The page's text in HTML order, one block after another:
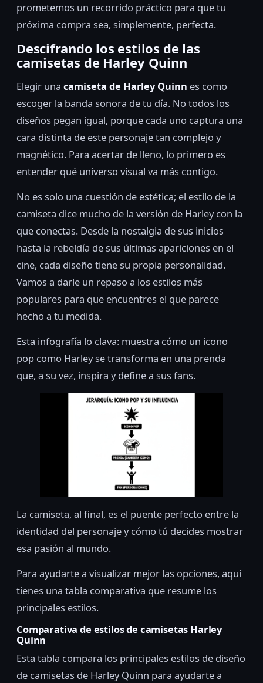
prometemos un recorrido práctico para que tu
próxima compra sea, simplemente, perfecta.
Descifrando los estilos de las
camisetas de Harley Quinn
Elegir una camiseta de Harley Quinn es como
escoger la banda sonora de tu día. No todos los
diseños pegan igual, porque cada uno captura una
cara distinta de este personaje tan complejo y
magnético. Para acertar de lleno, lo primero es
entender qué universo visual va más contigo.
No es solo una cuestión de estética; el estilo de la
camiseta dice mucho de la versión de Harley con la
que conectas. Desde la nostalgia de sus inicios
hasta la rebeldía de sus últimas apariciones en el
cine, cada diseño tiene su propia personalidad.
Vamos a darle un repaso a los estilos más
populares para que encuentres el que parece
hecho a tu medida.
Esta infografía lo clava: muestra cómo un icono
pop como Harley se transforma en una prenda
que, a su vez, inspira y define a sus fans.
La camiseta, al final, es el puente perfecto entre la
identidad del personaje y cómo tú decides mostrar
esa pasión al mundo.
Para ayudarte a visualizar mejor las opciones, aquí
tienes una tabla comparativa que resume los
principales estilos.
Comparativa de estilos de camisetas Harley
Quinn
Esta tabla compara los principales estilos de diseño
de camisetas de Harley Quinn para ayudarte a